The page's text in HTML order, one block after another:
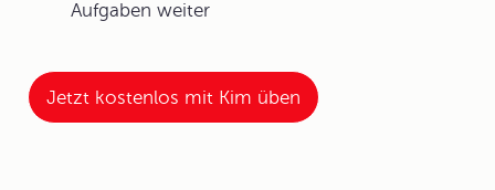
Aufgaben weiter
Jetzt kostenlos mit Kim üben